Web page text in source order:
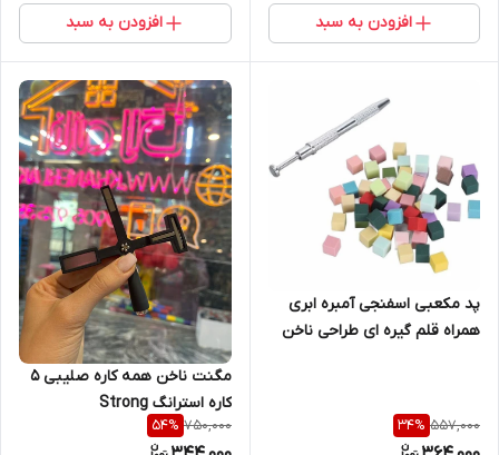
افزودن به سبد افزودن به سبد
پد مکعبی اسفنجی آمبره ابری
همراه قلم گیره ای طراحی ناخن
557,000
34%
مگنت ناخن همه کاره صلیبی 5
کاره استرانگ Strong
750,000
54%